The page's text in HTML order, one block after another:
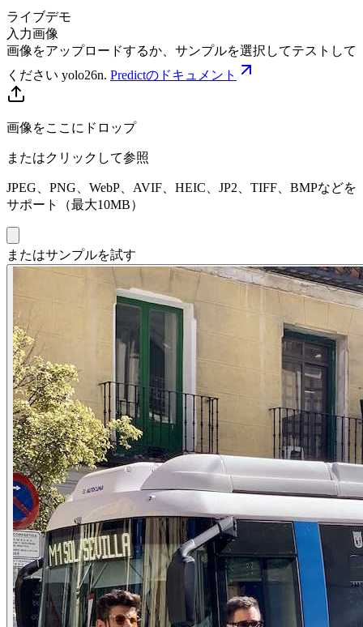
ライブデモ
入力画像
画像をアップロードするか、サンプルを選択してテストして
ください yolo26n. Predictのドキュメント
画像をここにドロップ
またはクリックして参照
JPEG、PNG、WebP、AVIF、HEIC、JP2、TIFF、BMPなどを
サポート（最大10MB）
またはサンプルを試す